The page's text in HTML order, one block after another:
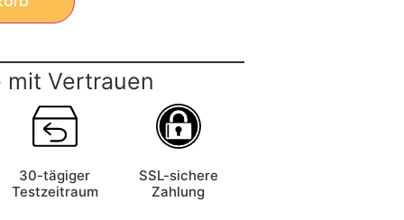
mit Vertrauen
30-tägiger
Testzeitraum
SSL-sichere
Zahlung